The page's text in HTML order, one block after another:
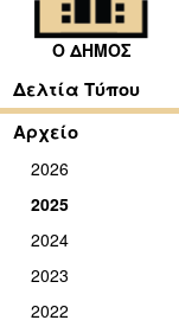
Ο ΔΗΜΟΣ
Δελτία Τύπου
Αρχείο
2026
2025
2024
2023
2022